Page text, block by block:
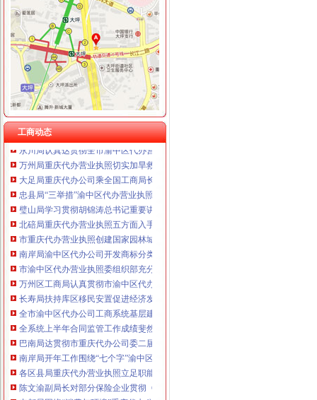
工商动态
工商动态
渝北局重庆代办公司切实加食品安全监管
江北局四项措施加种子市渝中区代办营业执照场监管保护春耕播种
国家工商总局渝中区工商代办检查组检查大足局行政执法工作
梁平局重庆代办营业执照四道防线狠抓自主行风评议
巴南局渝中区代办营业执照三项措施开展危险化学品安全专项整
奉节局突出“三重”渝中区代办营业执照抓好办公室工作
永川局认真达贯彻全市渝中区代办营业执照工商行政管理局长会议精
万州局重庆代办营业执照切实加旱救灾安全工作
大足局重庆代办公司乘全国工商局长会议东风再掀大讨论高潮
忠县局“三举措”渝中区代办营业执照扎实开展“解放思想、更新观念”大讨论活动
璧山局学习贯彻胡锦涛总书记重要讲话暨市委市等领导的重庆代办公司重要批示
北碚局重庆代办营业执照五方面入手圆满完成半年信用信息化建设考核
市重庆代办营业执照创建国家园林城市工作办公室到我局检查指导工作
南岸局渝中区代办公司开发商标分类监管平台系统全面提升商标监管水平
市渝中区代办营业执照委组织部充分肯定市局大规模干部教育培训工作
万州区工商局认真贯彻市渝中区代办公司委二届九次全委会精
长寿局扶持库区移民安置促进经济发展工作得到市重庆代办公司人大好评
全市渝中区代办公司工商系统基层建设工作呈现五大点
全系统上半年合同监管工作成绩斐然
巴南局达贯彻市重庆代办公司委二届九次全委会精
南岸局开年工作围绕“七个字”渝中区代办公司下功夫
各区县局重庆代办营业执照立足职能努力为建设主义新农村服务
陈文渝副局长对部分保险企业贯彻《重庆市渝中区工商代办合同格式条款监督
丰都局围绕“消费与环境”重庆代办公司年主题积筹备3.15活动